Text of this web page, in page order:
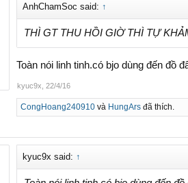
AnhChamSoc said: ↑
THÌ GT THU HỒI GIỜ THÌ TỰ
Toàn nói linh tinh.có bjo dùng đến đồ
kyuc9x 22/4/16
CongHoang240910 và HungArs đã thích.
kyuc9x said: ↑